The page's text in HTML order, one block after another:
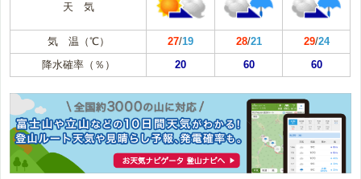
天 気
気 温（℃） 27/19 28/21 29/24
降水確率（％）
20 60 60